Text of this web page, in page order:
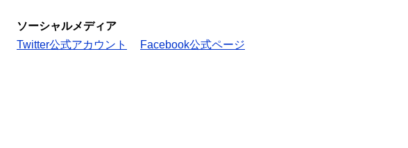
ソーシャルメディア
Twitter公式アカウント
Facebook公式ページ